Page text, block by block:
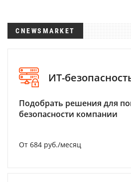
CNEWSMARKET
ИТ-
Подобрать решения для
безопасности компании
От 684 руб./месяц